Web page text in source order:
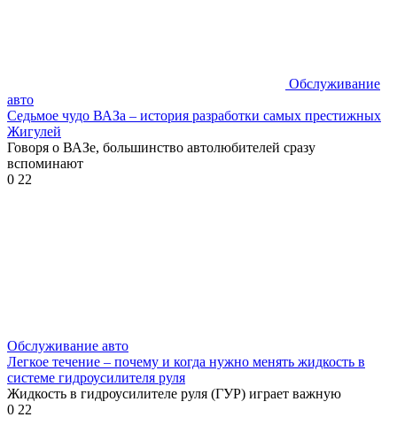
Обслуживание
авто
Седьмое чудо ВАЗа – история разработки самых престижных
Жигулей
Говоря о ВАЗе, большинство автолюбителей сразу
вспоминают
0 22
Обслуживание авто
Легкое течение – почему и когда нужно менять жидкость в
системе гидроусилителя руля
Жидкость в гидроусилителе руля (ГУР) играет важную
0 22